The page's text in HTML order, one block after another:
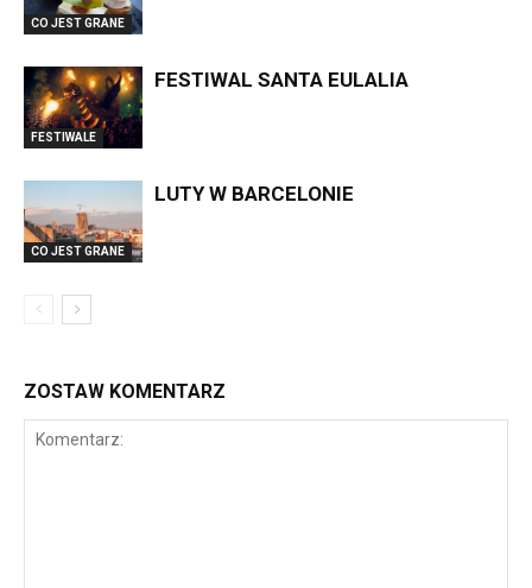
CO JEST GRANE
FESTIWALE
FESTIWAL SANTA EULALIA
CO JEST GRANE
LUTY W BARCELONIE
ZOSTAW KOMENTARZ